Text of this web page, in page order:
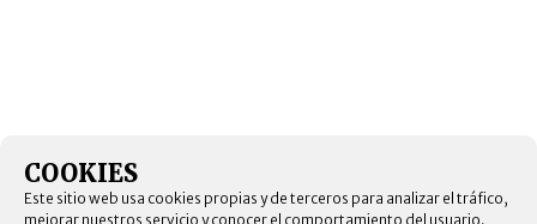
COOKIES
Este sitio web usa cookies propias y de terceros para analizar el tráfico,
mejorar nuestros servicio y conocer el comportamiento del usuario.